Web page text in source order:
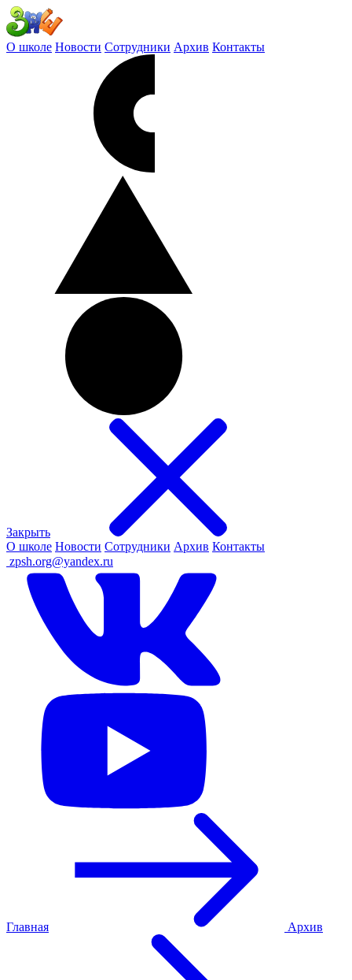
О школе Новости Сотрудники Архив Контакты
Закрыть
О школе Новости Сотрудники Архив Контакты
zpsh.org@yandex.ru
Главная Архив